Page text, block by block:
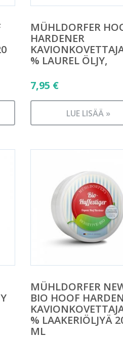
MÜHLDORFER
HARDENER
% LAUREL ÖLJY,
7,95 €
LUE LISÄÄ »
MÜHLDORFER
BIO HOOF
% LAAKERIÖLJYÄ
ML